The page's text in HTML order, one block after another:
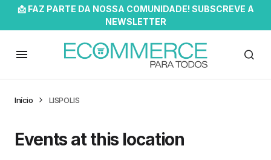
📩 FAZ PARTE DA NOSSA COMUNIDADE! SUBSCREVE A
NEWSLETTER
Início LISPOLIS
Events at this location